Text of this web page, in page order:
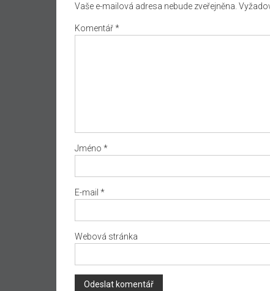
Vaše e-mailová adresa nebude zveřejněna.
Komentář*
Jméno *
E-mail *
Webová stránka